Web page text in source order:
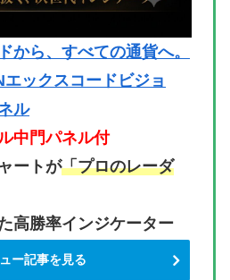
から、すべての通貨へ。
エックスコードビジョ
ル
中門パネル付
ートが「プロのレーダ
高勝率インジケーター
ー記事を見る